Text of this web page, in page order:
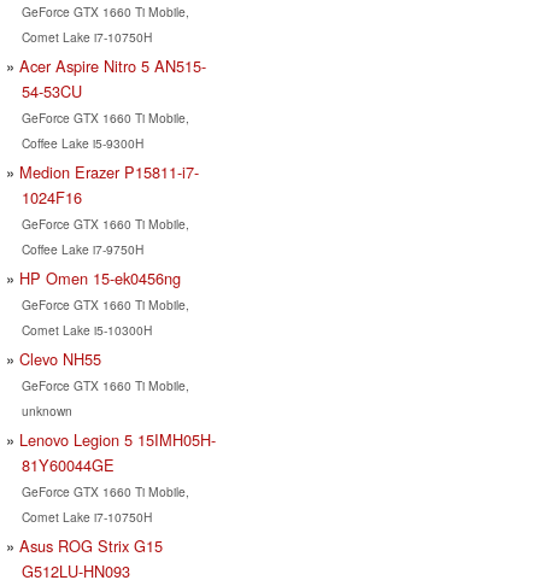
GeForce GTX 1660 Ti Mobile,
Comet Lake i7-10750H
Acer Aspire Nitro 5 AN515-
54-53CU
GeForce GTX 1660 Ti Mobile,
Coffee Lake i5-9300H
Medion Erazer P15811-i7-
1024F16
GeForce GTX 1660 Ti Mobile,
Coffee Lake i7-9750H
HP Omen 15-ek0456ng
GeForce GTX 1660 Ti Mobile,
Comet Lake i5-10300H
Clevo NH55
GeForce GTX 1660 Ti Mobile,
unknown
Lenovo Legion 5 15IMH05H-
81Y60044GE
GeForce GTX 1660 Ti Mobile,
Comet Lake i7-10750H
Asus ROG Strix G15
G512LU-HN093